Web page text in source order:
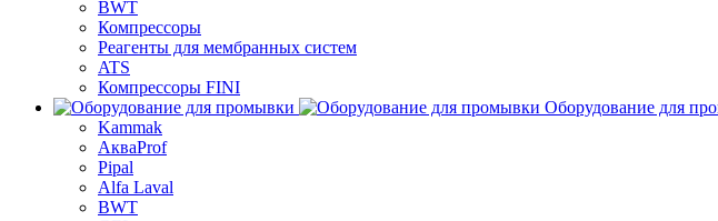
BWT
Компрессоры
Реагенты для мембранных систем
ATS
Компрессоры FINI
Оборудование для
Kammak
АкваProf
Pipal
Alfa Laval
BWT